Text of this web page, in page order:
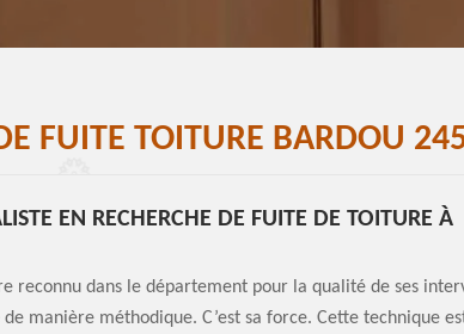
FUITE TOITURE BARDOU
EN RECHERCHE DE FUITE DE TOITURE À
reconnu dans le département pour la qualité de ses
manière méthodique. C’est sa force. Cette technique